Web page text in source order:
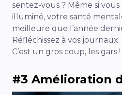
sentez-vous ? Même si vous
illuminé, votre santé
meilleure que l’année
Réfléchissez à vos
C’est un gros coup, les gars !
#3 Amélioration